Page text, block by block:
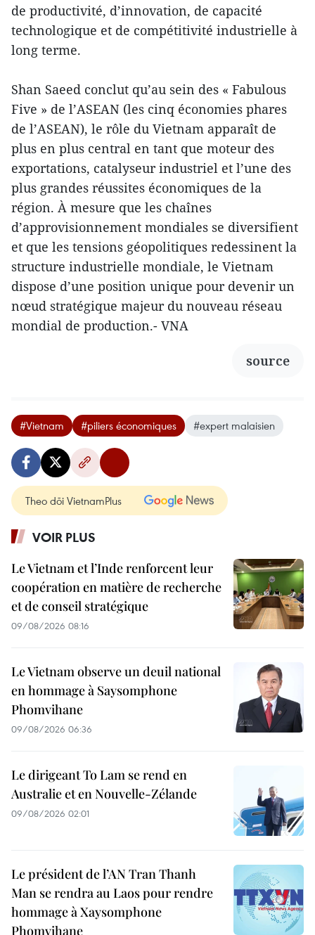
de productivité, d’innovation, de capacité
technologique et de compétitivité industrielle à
long terme.
Shan Saeed conclut qu’au sein des « Fabulous
Five » de l’ASEAN (les cinq économies phares
de l’ASEAN), le rôle du Vietnam apparaît de
plus en plus central en tant que moteur des
exportations, catalyseur industriel et l’une des
plus grandes réussites économiques de la
région. À mesure que les chaînes
d’approvisionnement mondiales se diversifient
et que les tensions géopolitiques redessinent la
structure industrielle mondiale, le Vietnam
dispose d’une position unique pour devenir un
nœud stratégique majeur du nouveau réseau
mondial de production.- VNA
source
#Vietnam #piliers économiques #expert malaisien
Theo dõi VietnamPlus
VOIR PLUS
Le Vietnam et l’Inde renforcent leur
coopération en matière de recherche
et de conseil stratégique
09/08/2026 08:16
Le Vietnam observe un deuil national
en hommage à Saysomphone
Phomvihane
09/08/2026 06:36
Le dirigeant To Lam se rend en
Australie et en Nouvelle-Zélande
09/08/2026 02:01
Le président de l’AN Tran Thanh
Man se rendra au Laos pour rendre
hommage à Xaysomphone
Phomvihane